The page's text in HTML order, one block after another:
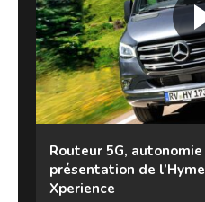
Routeur 5G,
présentation de
Xperience